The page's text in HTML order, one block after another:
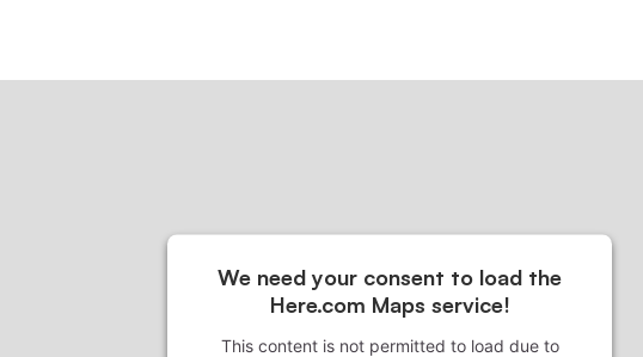
We need your consent to load the
Here.com Maps service!
This content is not permitted to load due to